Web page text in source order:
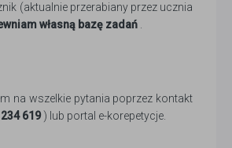
(aktualnie przerabiany przez ucznia
własną bazę zadań
na wszelkie pytania poprzez kontakt
619) lub portal e-korepetycje.